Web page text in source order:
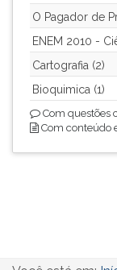
O Pagador de
ENEM 2010 -
Cartografia (2)
Bioquimica (1)
Com questões
Com conteúdo